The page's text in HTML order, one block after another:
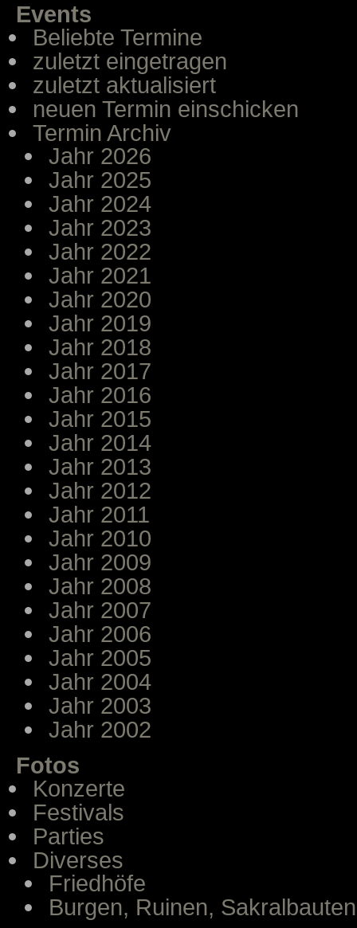
Events
Beliebte Termine
zuletzt eingetragen
zuletzt aktualisiert
neuen Termin einschicken
Termin Archiv
Jahr 2026
Jahr 2025
Jahr 2024
Jahr 2023
Jahr 2022
Jahr 2021
Jahr 2020
Jahr 2019
Jahr 2018
Jahr 2017
Jahr 2016
Jahr 2015
Jahr 2014
Jahr 2013
Jahr 2012
Jahr 2011
Jahr 2010
Jahr 2009
Jahr 2008
Jahr 2007
Jahr 2006
Jahr 2005
Jahr 2004
Jahr 2003
Jahr 2002
Fotos
Konzerte
Festivals
Parties
Diverses
Friedhöfe
Burgen, Ruinen, Sakralbauten